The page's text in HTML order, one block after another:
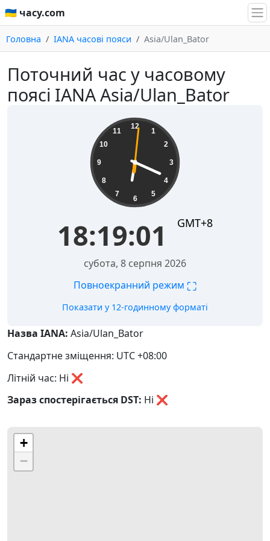
🇺🇦 часу.com
Головна IANA часові пояси Asia/Ulan_Bator
Поточний час у часовому
поясі IANA Asia/Ulan_Bator
12
1
2
3
4
5
6
7
8
9
10
11
18:19:01 GMT+8
субота, 8 серпня 2026
Повноекранний режим ⛶
Показати у 12-годинному форматі
Назва IANA: Asia/Ulan_Bator
Стандартне зміщення: UTC +08:00
Літній час: Ні ❌
Зараз спостерігається DST: Ні ❌
+
−